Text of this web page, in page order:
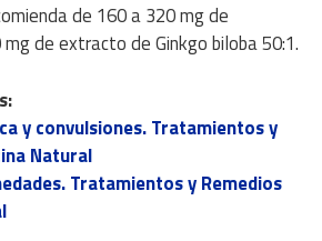
de 160 a 320 mg de
de extracto de Ginkgo biloba 50:1.
y convulsiones. Tratamientos y
Natural
Tratamientos y Remedios